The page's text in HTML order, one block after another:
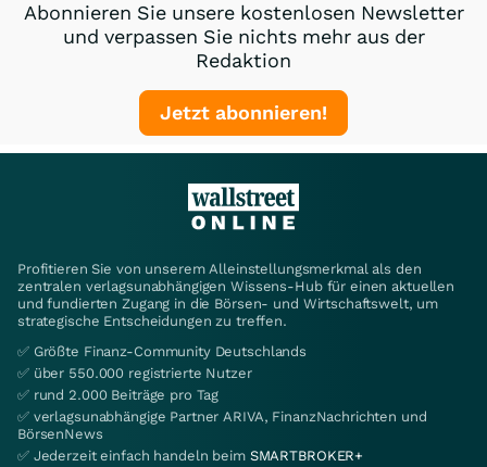
Abonnieren Sie unsere kostenlosen Newsletter
und verpassen Sie nichts mehr aus der
Redaktion
Jetzt abonnieren!
Profitieren Sie von unserem Alleinstellungsmerkmal als den
zentralen verlagsunabhängigen Wissens-Hub für einen aktuellen
und fundierten Zugang in die Börsen- und Wirtschaftswelt, um
strategische Entscheidungen zu treffen.
✅ Größte Finanz-Community Deutschlands
✅ über 550.000 registrierte Nutzer
✅ rund 2.000 Beiträge pro Tag
✅ verlagsunabhängige Partner ARIVA, FinanzNachrichten und
BörsenNews
✅ Jederzeit einfach handeln beim SMARTBROKER+